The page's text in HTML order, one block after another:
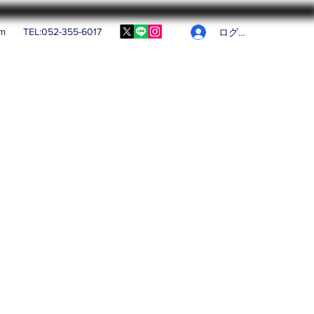
TEL:052-355-6017 ログイン